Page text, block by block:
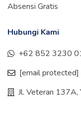
Absensi Gratis
Hubungi Kami
+62 852 3230
[email protected]
Jl. Veteran 137A,